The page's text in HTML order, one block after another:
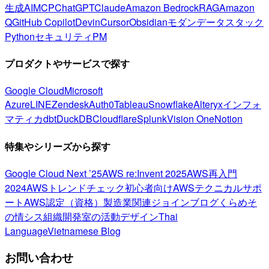
生成AIMCPChatGPTClaudeAmazon BedrockRAGAmazon
QGitHub CopilotDevinCursorObsidianモダンデータスタック
PythonセキュリティPM
プロダクトやサービスで探す
Google CloudMicrosoft
AzureLINEZendeskAuth0TableauSnowflakeAlteryxインフォ
マティカdbtDuckDBCloudflareSplunkVision OneNotion
特集やシリーズから探す
Google Cloud Next ’25AWS re:Invent 2025AWS再入門
2024AWSトレンドチェック初心者向けAWSテクニカルサポ
ートAWS認定（資格） 製造業関連ジョインブログくらめそ
の情シス組織開発室の活動デザインThai
LanguageVietnamese Blog
お問い合わせ